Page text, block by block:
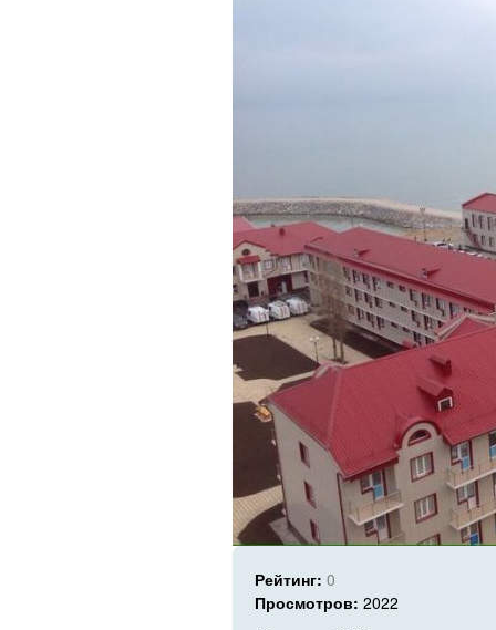
Рейтинг: 0
Просмотров: 2022